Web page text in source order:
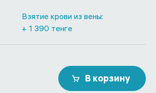
Взятие крови из вены:
+ 1 390 тенге
В корзину